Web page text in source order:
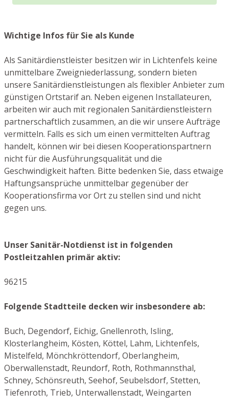
Wichtige Infos für Sie als Kunde
Als Sanitärdienstleister besitzen wir in Lichtenfels keine
unmittelbare Zweigniederlassung, sondern bieten
unsere Sanitärdienstleistungen als flexibler Anbieter zum
günstigen Ortstarif an. Neben eigenen Installateuren,
arbeiten wir auch mit regionalen Sanitärdienstleistern
partnerschaftlich zusammen, an die wir unsere Aufträge
vermitteln. Falls es sich um einen vermittelten Auftrag
handelt, können wir bei diesen Kooperationspartnern
nicht für die Ausführungsqualität und die
Geschwindigkeit haften. Bitte bedenken Sie, dass etwaige
Haftungsansprüche unmittelbar gegenüber der
Kooperationsfirma vor Ort zu stellen sind und nicht
gegen uns.
Unser Sanitär-Notdienst ist in folgenden
Postleitzahlen primär aktiv:
96215
Folgende Stadtteile decken wir insbesondere ab:
Buch, Degendorf, Eichig, Gnellenroth, Isling,
Klosterlangheim, Kösten, Köttel, Lahm, Lichtenfels,
Mistelfeld, Mönchkröttendorf, Oberlangheim,
Oberwallenstadt, Reundorf, Roth, Rothmannsthal,
Schney, Schönsreuth, Seehof, Seubelsdorf, Stetten,
Tiefenroth, Trieb, Unterwallenstadt, Weingarten